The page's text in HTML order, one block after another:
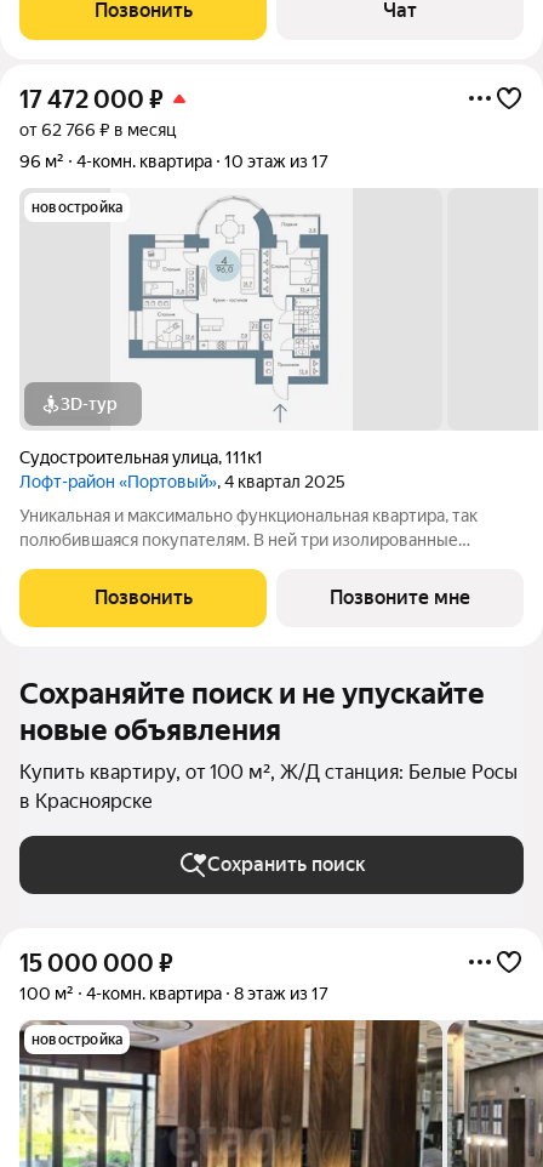
встроенной техникой,
Позвонить Чат
17 472 000 ₽
от 62 766 ₽ в месяц
96 м²
4-комн. квартира 10 этаж из 17
новостройка
3D-тур
Судостроительная улица,111к1
Лофт-район «Портовый», 4 квартал 2025
Уникальная и максимально функциональная квартира, так
полюбившаяся покупателям. В ней три изолированные
членов семьи, с полукруглым витражным эркером. Из окон
некоторых квартир открываются
Позвонить Позвоните мне
Сохраняйте поиск и не упускайте
новые объявления
Купить квартиру, от 100 м², Ж/Д станция: Белые Росы
в Красноярске
Сохранить поиск
15 000 000 ₽
100 м² 4-комн. квартира 8 этаж из 17
новостройка